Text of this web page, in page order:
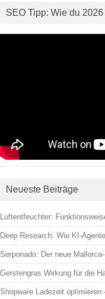
SEO Tipp: Wie du
Neueste Beiträge
Luftentfeuchter:
Deep Research: Wie KI-
Serponado: Der neue
Gerstengras Wirkung für die
Shopware Ladezeit